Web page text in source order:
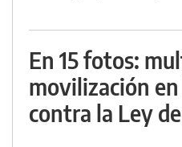
En 15 fotos:
movilización
contra la Ley